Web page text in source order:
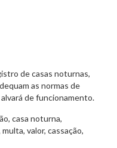
de casas noturnas,
as normas de
de funcionamento.
casa noturna,
valor, cassação,